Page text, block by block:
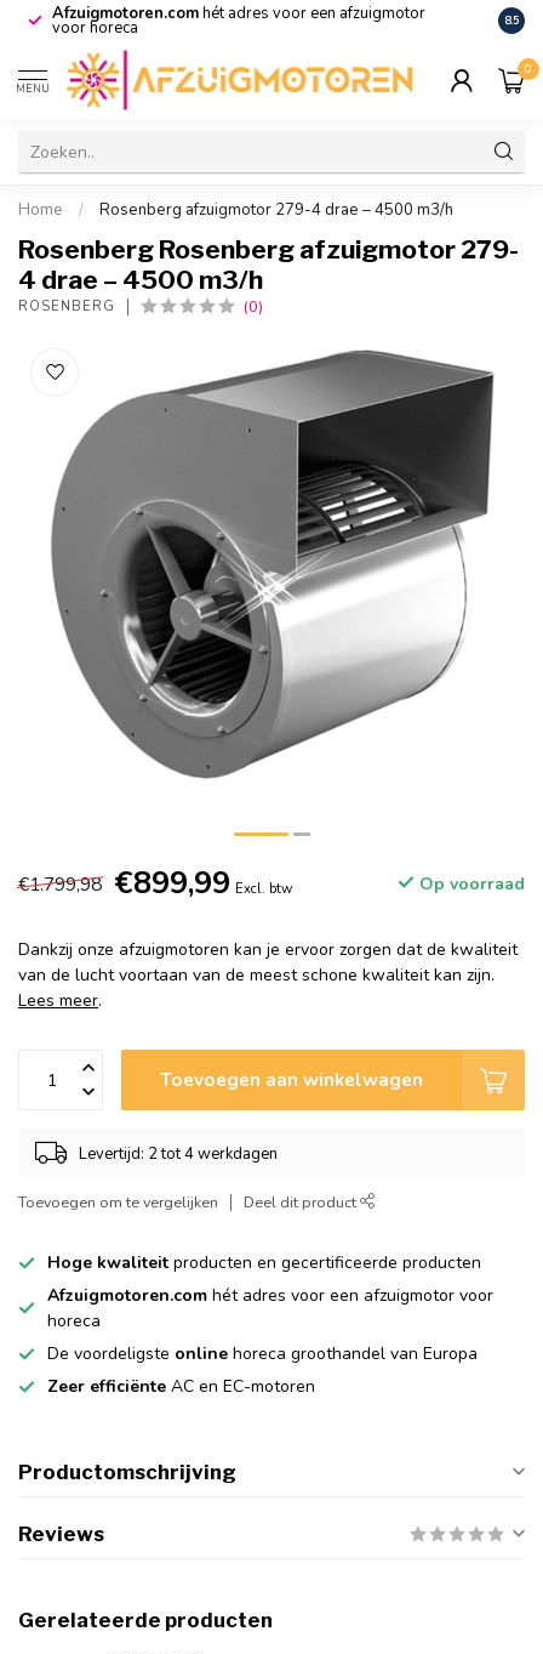
Afzuigmotoren.comhét adres voor een afzuigmotor
voor horeca De
8.5
MENU
0
Home / Rosenberg afzuigmotor 279-4 drae – 4500 m3/h
Rosenberg Rosenberg afzuigmotor 279-
4 drae – 4500 m3/h
ROSENBERG (0)
€1.799,98 €899,99 Excl. btw Op voorraad
Dankzij onze afzuigmotoren kan je ervoor zorgen dat de kwaliteit
van de lucht voortaan van de meest schone kwaliteit kan zijn.
Lees meer.
Toevoegen aan winkelwagen
Levertijd: 2 tot 4 werkdagen
Toevoegen om te vergelijken Deel dit product
Hoge kwaliteit producten en gecertificeerde producten
Afzuigmotoren.com hét adres voor een afzuigmotor voor
horeca
De voordeligste online horeca groothandel van Europa
Zeer efficiënte AC en EC-motoren
Productomschrijving
Reviews
Gerelateerde producten